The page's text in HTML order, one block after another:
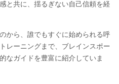
と共に、揺るぎない自己信頼を経
から、誰でもすぐに始められる呼
レーニングまで、ブレインスポー
なガイドを豊富に紹介していま